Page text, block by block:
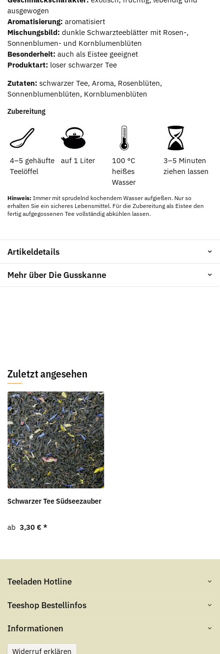
ausgewogen
Aromatisierung: aromatisiert
Mischungsbild: dunkle Schwarzteeblätter mit Rosen-,
Sonnenblumen- und Kornblumenblüten
Besonderheit: auch als Eistee geeignet
Produktart: loser schwarzer Tee
Zutaten: schwarzer Tee, Aroma, Rosenblüten,
Sonnenblumenblüten, Kornblumenblüten
Zubereitung
4–5 gehäufte
Teelöffel
auf 1 Liter
100 °C
heißes
Wasser
3–5 Minuten
ziehen lassen
Hinweis: Immer mit sprudelnd kochendem Wasser aufgießen. Nur so
erhalten Sie ein sicheres Lebensmittel. Für die Zubereitung als Eistee den
fertig aufgegossenen Tee vollständig abkühlen lassen.
Artikeldetails
Mehr über Die Gusskanne
Zuletzt angesehen
Schwarzer Tee Südseezauber
ab 3,30 € *
Teeladen Hotline
Teeshop Bestellinfos
Informationen
Widerruf erklären